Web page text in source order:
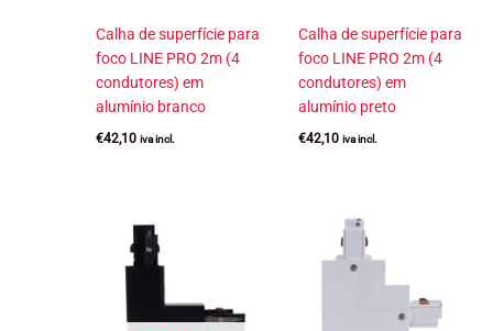
Calha de superfície para
foco LINE PRO 2m (4
condutores) em
alumínio branco
€42,10 iva incl.
Calha de superfície para
foco LINE PRO 2m (4
condutores) em
alumínio preto
€42,10 iva incl.